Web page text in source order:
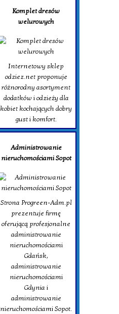
Komplet dresów
welurowych
Internetowy sklep
odziez.net proponuje
różnorodny asortyment
dodatków i odzieży dla
kobiet kochających dobry
gust i komfort.
Administrowanie
nieruchomościami Sopot
Strona Progreen-Adm.pl
prezentuje firmę
oferującą profesjonalne
administrowanie
nieruchomościami
Gdańsk,
administrowanie
nieruchomościami
Gdynia i
administrowanie
nieruchomościami Sopot.